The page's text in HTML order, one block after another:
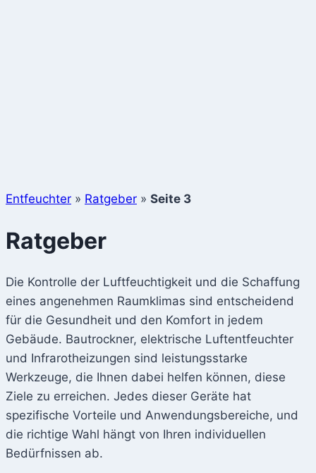
Entfeuchter » Ratgeber » Seite 3
Ratgeber
Die Kontrolle der Luftfeuchtigkeit und die Schaffung
eines angenehmen Raumklimas sind entscheidend
für die Gesundheit und den Komfort in jedem
Gebäude. Bautrockner, elektrische Luftentfeuchter
und Infrarotheizungen sind leistungsstarke
Werkzeuge, die Ihnen dabei helfen können, diese
Ziele zu erreichen. Jedes dieser Geräte hat
spezifische Vorteile und Anwendungsbereiche, und
die richtige Wahl hängt von Ihren individuellen
Bedürfnissen ab.